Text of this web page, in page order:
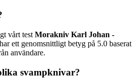
vårt test Morakniv Karl Johan -
ett genomsnittligt betyg på 5.0 baserat
användare.
svampknivar?